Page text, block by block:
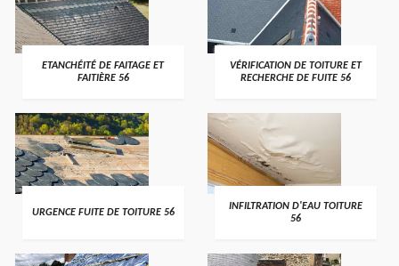
>
ETANCHÉITÉ DE FAITAGE ET
FAITIÈRE 56
>
VÉRIFICATION DE TOITURE ET
RECHERCHE DE FUITE 56
>
URGENCE FUITE DE TOITURE 56 >
INFILTRATION D'EAU TOITURE
56